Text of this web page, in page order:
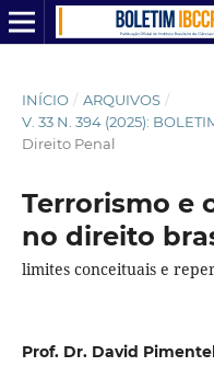
INÍCIO / ARQUIVOS /
V. 33 N. 394 (2025):
Direito Penal
Terrorismo e
no direito
limites conceituais e
Prof. Dr. David